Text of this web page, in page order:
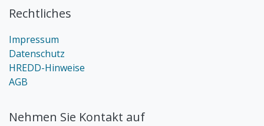
Rechtliches
Impressum
Datenschutz
HREDD-Hinweise
AGB
Nehmen Sie Kontakt auf